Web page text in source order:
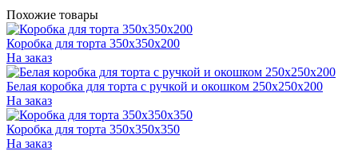
Похожие товары
Коробка для торта 350x350x200
На заказ
Белая коробка для торта с ручкой и окошком 250x250x200
На заказ
Коробка для торта 350x350x350
На заказ